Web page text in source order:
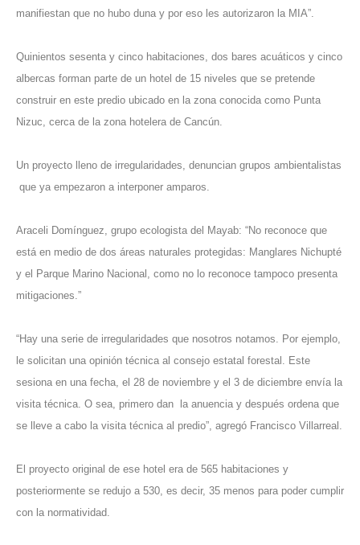
manifiestan que no hubo duna y por eso les autorizaron la MIA”.
Quinientos sesenta y cinco habitaciones, dos bares acuáticos y cinco
albercas forman parte de un hotel de 15 niveles que se pretende
construir en este predio ubicado en la zona conocida como Punta
Nizuc, cerca de la zona hotelera de Cancún.
Un proyecto lleno de irregularidades, denuncian grupos ambientalistas
que ya empezaron a interponer amparos.
Araceli Domínguez, grupo ecologista del Mayab: “No reconoce que
está en medio de dos áreas naturales protegidas: Manglares Nichupté
y el Parque Marino Nacional, como no lo reconoce tampoco presenta
mitigaciones.”
“Hay una serie de irregularidades que nosotros notamos. Por ejemplo,
le solicitan una opinión técnica al consejo estatal forestal. Este
sesiona en una fecha, el 28 de noviembre y el 3 de diciembre envía la
visita técnica. O sea, primero dan la anuencia y después ordena que
se lleve a cabo la visita técnica al predio”, agregó Francisco Villarreal.
El proyecto original de ese hotel era de 565 habitaciones y
posteriormente se redujo a 530, es decir, 35 menos para poder cumplir
con la normatividad.